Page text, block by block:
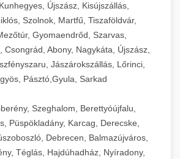
Újszász, Kisújszállás,
Szolnok, Martfű, Tiszaföldvár,
Gyomaendrőd, Szarvas,
Csongrád, Abony, Nagykáta, Újszász,
Jászárokszállás, Lőrinci,
Pásztó,Gyula, Sarkad
Szeghalom, Berettyóújfalu,
Püspökladány, Karcag, Derecske,
Debrecen, Balmazújváros,
Téglás, Hajdúhadház, Nyíradony,